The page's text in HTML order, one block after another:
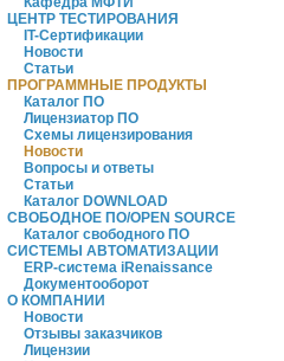
ЦЕНТР ТЕСТИРОВАНИЯ
IT-Сертификации
Новости
Статьи
ПРОГРАММНЫЕ ПРОДУКТЫ
Каталог ПО
Лицензиатор ПО
Схемы лицензирования
Новости
Вопросы и ответы
Статьи
Каталог DOWNLOAD
СВОБОДНОЕ ПО/OPEN SOURCE
Каталог свободного ПО
СИСТЕМЫ АВТОМАТИЗАЦИИ
ERP-система iRenaissance
Документооборот
О КОМПАНИИ
Новости
Отзывы заказчиков
Лицензии